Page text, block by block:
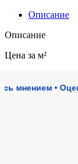
Описание
Описание
Цена за м²
• Оцените